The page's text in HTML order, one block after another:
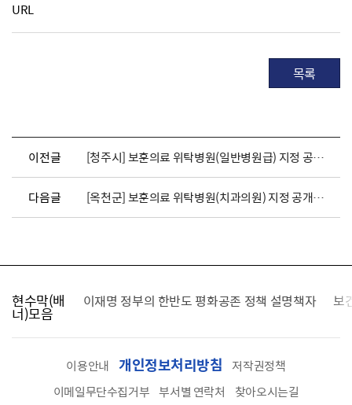
URL
목록
이전글 [청주시] 보훈의료 위탁병원(일반병원급) 지정 공개모집 공고
다음글 [옥천군] 보훈의료 위탁병원(치과의원) 지정 공개모집 공고
현수막(배
너)모음
찾습니다 이재명 정부의 한반도 평화공존 정책 설명책자 보
이용안내 개인정보처리방침
저작권정책
이메일무단수집거부 부서별 연락처 찾아오시는길